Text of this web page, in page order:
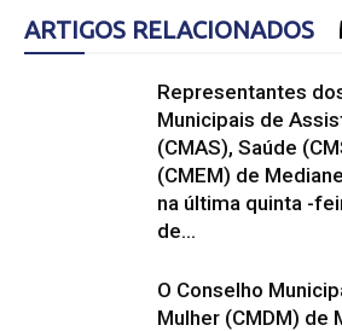
ARTIGOS RELACIONADOS
Representantes
Municipais de
(CMAS), Saúde
(CMEM) de
na última quinta -
de...
O Conselho
Mulher (CMDM) de